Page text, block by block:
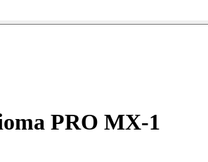
PRO MX-1